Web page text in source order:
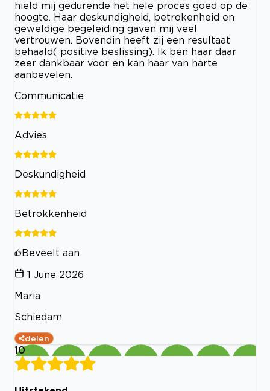
hield mij gedurende het hele proces goed op de
hoogte. Haar deskundigheid, betrokenheid en
geweldige begeleiding gaven mij veel
vertrouwen. Bovendin heeft zij een resultaat
behaald( positive beslissing). Ik ben haar daar
zeer dankbaar voor en kan haar van harte
aanbevelen.
Communicatie
Advies
Deskundigheid
Betrokkenheid
Beveelt aan
1 June 2026
Maria
Schiedam
delen
10